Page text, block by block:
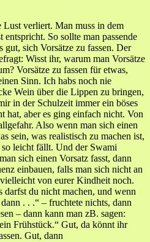
Lust verliert. Man muss in dem
entspricht. So sollte man passende
gut, sich Vorsätze zu fassen. Der
Wisst ihr, warum man Vorsätze
Vorsätze zu fassen für etwas,
Sinn. Ich habs noch nie
Wein über die Lippen zu bringen,
in der Schulzeit immer ein böses
hat, aber es ging einfach nicht. Von
Also wenn man sich einen
sein, was realistisch zu machen ist,
leicht fällt. Und der Swami
sich einen Vorsatz fasst, dann
einbauen, falls man sich nicht an
von eurer Kindheit noch.
darfst du nicht machen, und wenn
. . .“ – fruchtete nichts, dann
– dann kann man zB. sagen:
Frühstück.“ Gut, da könnt ihr
Gut, dann